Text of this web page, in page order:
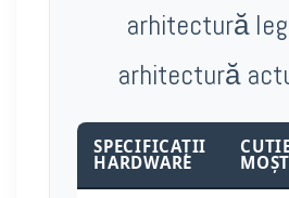
arhitectură
arhitectură
SPECIFICAȚII
HARDWARE